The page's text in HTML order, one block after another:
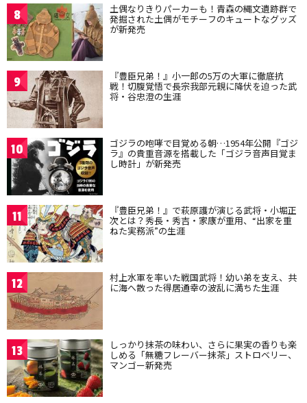
8 土偶なりきりパーカーも！青森の縄文遺跡群で
発掘された土偶がモチーフのキュートなグッズ
が新発売
9 『豊臣兄弟！』小一郎の5万の大軍に徹底抗
戦！切腹覚悟で長宗我部元親に降伏を迫った武
将・谷忠澄の生涯
10 ゴジラの咆哮で目覚める朝…1954年公開『ゴジ
ラ』の貴重音源を搭載した「ゴジラ音声目覚ま
し時計」が新発売
11 『豊臣兄弟！』で萩原護が演じる武将・小堀正
次とは？秀長・秀吉・家康が重用、“出家を重
ねた実務派”の生涯
12 村上水軍を率いた戦国武将！幼い弟を支え、共
に海へ散った得居通幸の波乱に満ちた生涯
13 しっかり抹茶の味わい、さらに果実の香りも楽
しめる「無糖フレーバー抹茶」ストロベリー、
マンゴー新発売